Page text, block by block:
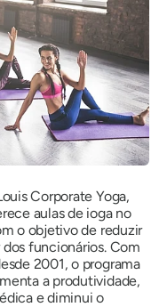
Corporate Yoga,
aulas de ioga no
o objetivo de reduzir
funcionários. Com
2001, o programa
a produtividade,
e diminui o